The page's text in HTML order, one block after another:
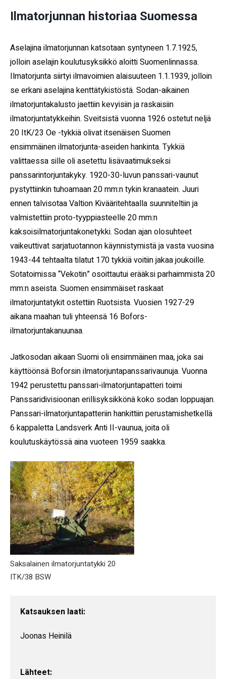
Ilmatorjunnan historiaa Suomessa
Aselajina ilmatorjunnan katsotaan syntyneen 1.7.1925,
jolloin aselajin koulutusyksikkö aloitti Suomenlinnassa.
Ilmatorjunta siirtyi ilmavoimien alaisuuteen 1.1.1939, jolloin
se erkani aselajina kenttätykistöstä. Sodan-aikainen
ilmatorjuntakalusto jaettiin kevyisiin ja raskaisiin
ilmatorjuntatykkeihin. Sveitsistä vuonna 1926 ostetut neljä
20 ItK/23 Oe -tykkiä olivat itsenäisen Suomen
ensimmäinen ilmatorjunta-aseiden hankinta. Tykkiä
valittaessa sille oli asetettu lisävaatimukseksi
panssarintorjuntakyky. 1920-30-luvun panssari-vaunut
pystyttiinkin tuhoamaan 20 mm:n tykin kranaatein. Juuri
ennen talvisotaa Valtion Kivääritehtaalla suunniteltiin ja
valmistettiin proto-tyyppiasteelle 20 mm:n
kaksoisilmatorjuntakonetykki. Sodan ajan olosuhteet
vaikeuttivat sarjatuotannon käynnistymistä ja vasta vuosina
1943-44 tehtaalta tilatut 170 tykkiä voitiin jakaa joukoille.
Sotatoimissa “Vekotin” osoittautui erääksi parhaimmista 20
mm:n aseista. Suomen ensimmäiset raskaat
ilmatorjuntatykit ostettiin Ruotsista. Vuosien 1927-29
aikana maahan tuli yhteensä 16 Bofors-
ilmatorjuntakanuunaa.
Jatkosodan aikaan Suomi oli ensimmäinen maa, joka sai
käyttöönsä Boforsin ilmatorjuntapanssarivaunuja. Vuonna
1942 perustettu panssari-ilmatorjuntapatteri toimi
Panssaridivisioonan erillisyksikkönä koko sodan loppuajan.
Panssari-ilmatorjuntapatteriin hankittiin perustamishetkellä
6 kappaletta Landsverk Anti II-vaunua, joita oli
koulutuskäytössä aina vuoteen 1959 saakka.
Saksalainen ilmatorjuntatykki 20
ITK/38 BSW
Katsauksen laati:
Joonas Heinilä
Lähteet: